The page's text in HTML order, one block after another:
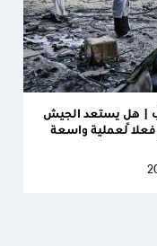
| هل يستعد الجيش
فعلًا لعملية واسعة